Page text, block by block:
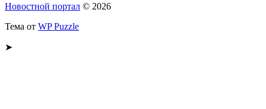
Новостной портал © 2026
Тема от WP Puzzle
➤